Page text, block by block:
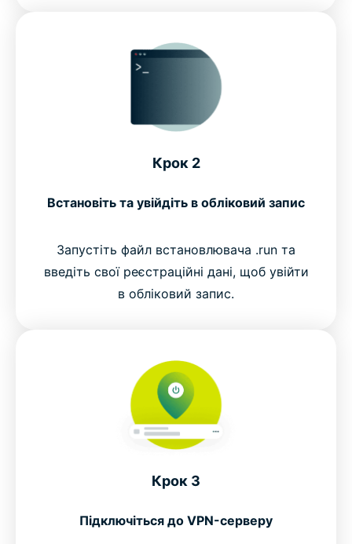
Крок 2
Встановіть та увійдіть в обліковий запис
Запустіть файл встановлювача .run та
введіть свої реєстраційні дані, щоб увійти
в обліковий запис.
Крок 3
Підключіться до VPN-серверу